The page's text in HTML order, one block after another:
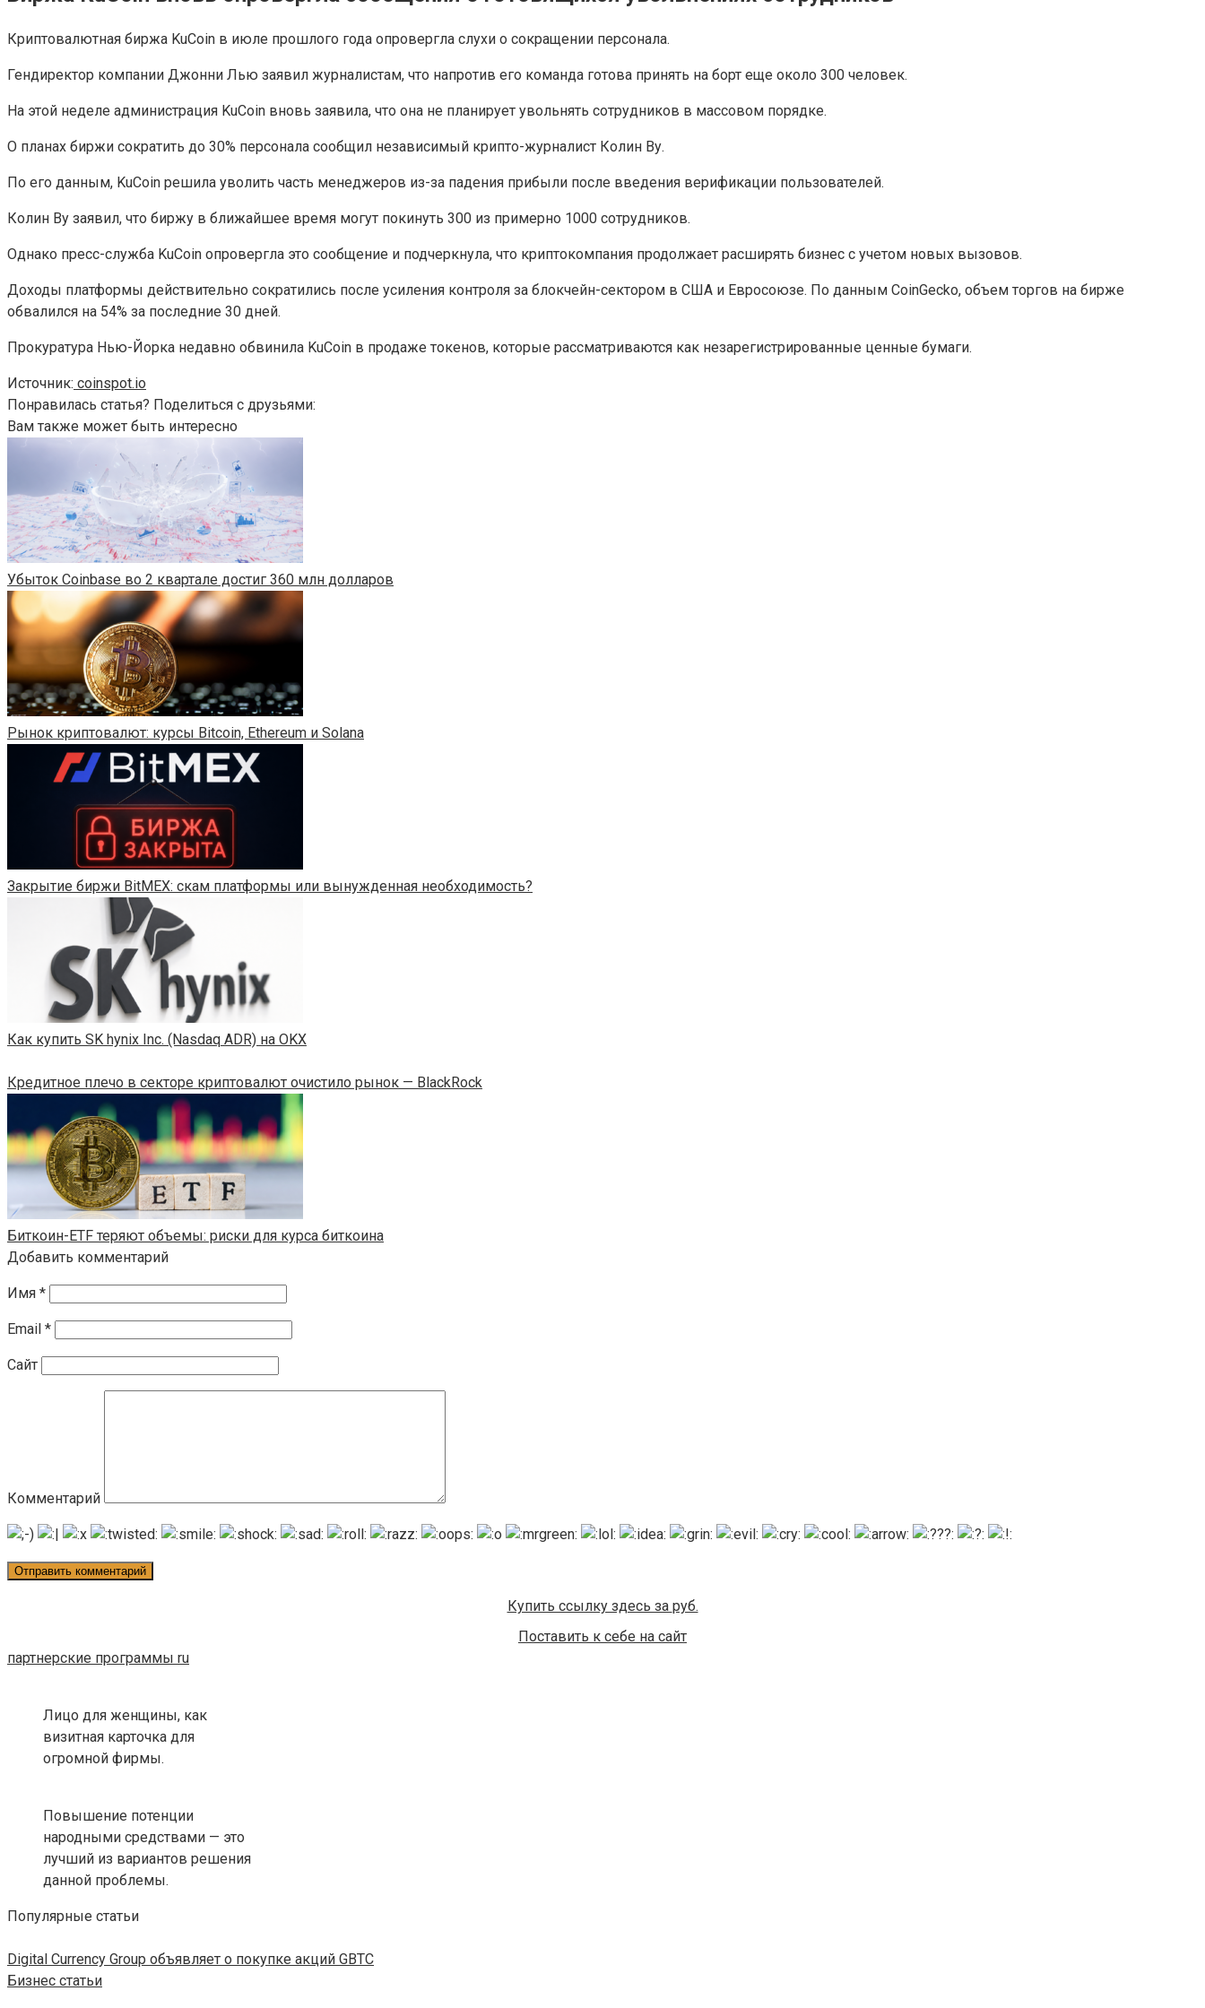
Криптовалютная биржа KuCoin в июле прошлого года опровергла слухи о сокращении персонала.
Гендиректор компании Джонни Лью заявил журналистам, что напротив его команда готова принять на борт еще около 300 человек.
На этой неделе администрация KuCoin вновь заявила, что она не планирует увольнять сотрудников в массовом порядке.
О планах биржи сократить до 30% персонала сообщил независимый крипто-журналист Колин Ву.
По его данным, KuCoin решила уволить часть менеджеров из-за падения прибыли после введения верификации пользователей.
Колин Ву заявил, что биржу в ближайшее время могут покинуть 300 из примерно 1000 сотрудников.
Однако пресс-служба KuCoin опровергла это сообщение и подчеркнула, что криптокомпания продолжает расширять бизнес с учетом новых вызовов.
Доходы платформы действительно сократились после усиления контроля за блокчейн-сектором в США и Евросоюзе. По данным CoinGecko, объем торгов на бирже
обвалился на 54% за последние 30 дней.
Прокуратура Нью-Йорка недавно обвинила KuCoin в продаже токенов, которые рассматриваются как незарегистрированные ценные бумаги.
Источник: coinspot.io
Понравилась статья? Поделиться с друзьями:
Вам также может быть интересно
Убыток Coinbase во 2 квартале достиг 360 млн долларов
Рынок криптовалют: курсы Bitcoin, Ethereum и Solana
Закрытие биржи BitMEX: скам платформы или вынужденная необходимость?
Как купить SK hynix Inc. (Nasdaq ADR) на OKX
Кредитное плечо в секторе криптовалют очистило рынок — BlackRock
Биткоин-ETF теряют объемы: риски для курса биткоина
Добавить комментарий
Имя *
Email *
Сайт
Комментарий
Купить ссылку здесь за руб.
Поставить к себе на сайт
партнерские программы ru
Лицо для женщины, как
визитная карточка для
огромной фирмы.
Повышение потенции
народными средствами — это
лучший из вариантов решения
данной проблемы.
Популярные статьи
Digital Currency Group объявляет о покупке акций GBTC
Бизнес статьи